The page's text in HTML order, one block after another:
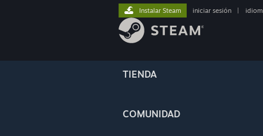
TIENDA
COMUNIDAD
Instalar Steam iniciar sesión